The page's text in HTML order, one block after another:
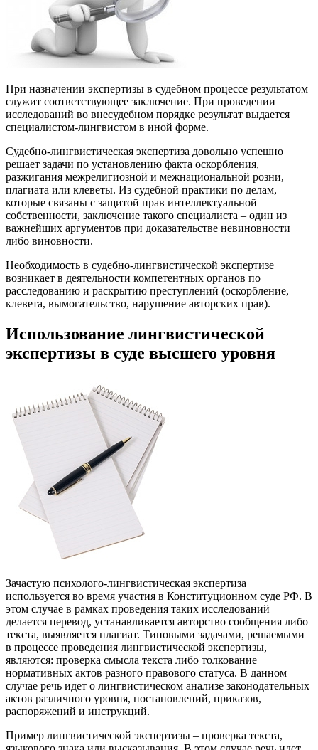
При назначении экспертизы в судебном процессе результатом
служит соответствующее заключение. При проведении
исследований во внесудебном порядке результат выдается
специалистом-лингвистом в иной форме.
Судебно-лингвистическая экспертиза довольно успешно
решает задачи по установлению факта оскорбления,
разжигания межрелигиозной и межнациональной розни,
плагиата или клеветы. Из судебной практики по делам,
которые связаны с защитой прав интеллектуальной
собственности, заключение такого специалиста – один из
важнейших аргументов при доказательстве невиновности
либо виновности.
Необходимость в судебно-лингвистической экспертизе
возникает в деятельности компетентных органов по
расследованию и раскрытию преступлений (оскорбление,
клевета, вымогательство, нарушение авторских прав).
Использование лингвистической
экспертизы в суде высшего уровня
Зачастую психолого-лингвистическая экспертиза
используется во время участия в Конституционном суде РФ. В
этом случае в рамках проведения таких исследований
делается перевод, устанавливается авторство сообщения либо
текста, выявляется плагиат. Типовыми задачами, решаемыми
в процессе проведения лингвистической экспертизы,
являются: проверка смысла текста либо толкование
нормативных актов разного правового статуса. В данном
случае речь идет о лингвистическом анализе законодательных
актов различного уровня, постановлений, приказов,
распоряжений и инструкций.
Пример лингвистической экспертизы – проверка текста,